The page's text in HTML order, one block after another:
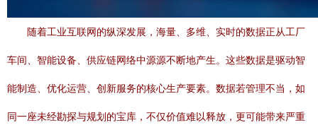
随着工业互联网的纵深发展，海量、多维、实时的数据正从工厂
车间、智能设备、供应链网络中源源不断地产生。这些数据是驱动智
能制造、优化运营、创新服务的核心生产要素。数据若管理不当，如
同一座未经勘探与规划的宝库，不仅价值难以释放，更可能带来严重